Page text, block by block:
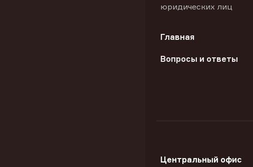
юридических лиц
Главная
Вопросы и ответы
Центральный офис